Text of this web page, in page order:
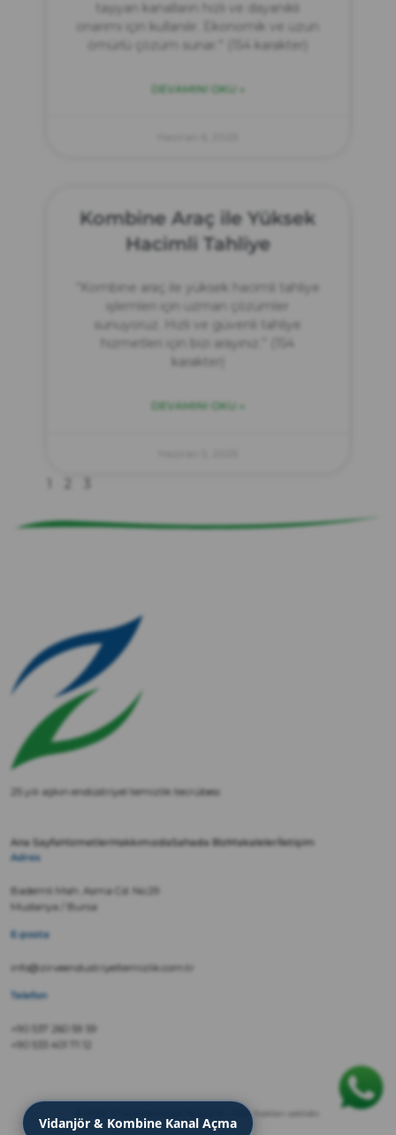
taşıyan kanalların hızlı ve dayanıklı
onarımı için kullanılır. Ekonomik ve uzun
ömürlü çözüm sunar.” (154 karakter)
DEVAMINI OKU »
Kombine Araç ile Yüksek
Hacimli Tahliye
“Kombine araç ile yüksek hacimli tahliye
işlemleri için uzman çözümler
sunuyoruz. Hızlı ve güvenli tahliye
hizmetleri için bizi arayınız.” (154
karakter)
DEVAMINI OKU »
Vidanjör & Kombine Kanal Açma
25 yılı aşkın endüstriyel temizlik tecrübesi
Ana SayfaHizmetlerHakkımızdaSahada BizMakaleler İletişim
Adres
Bademli Mah. Asma Cd. No:29
Mudanya / Bursa
E-posta
info@zirveendustriyeltemizlik.com.tr
Telefon
+90 537 260 59 59
+90 533 401 71 12
© 2022 Zirve Endüstriyel Temizlik · Tüm hakları saklıdır.